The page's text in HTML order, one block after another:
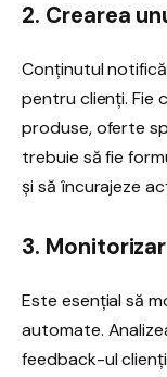
2. Crearea
Conținutul
pentru clienți. Fie
produse, oferte
trebuie să fie
și să încurajeze
3.
Este esențial să
automate.
feedback-ul